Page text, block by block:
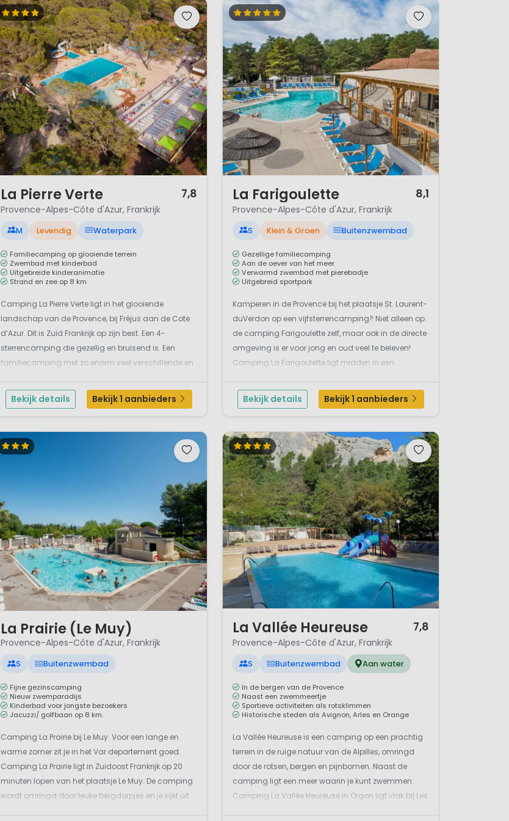
La Pierre Verte 7,8
Provence-Alpes-Côte d'Azur, Frankrijk
M Levendig Waterpark
Familiecamping op glooiende terrein
Zwembad met kinderbad
Uitgebreide kinderanimatie
Strand en zee op 8 km
Camping La Pierre Verte ligt in het glooiende
landschap van de Provence, bij Fréjus aan de Cote
d’Azur. Dit is Zuid Frankrijk op zijn best. Een 4-
sterrencamping die gezellig en bruisend is. Een
familiecamping met zo enorm veel verschillende en
nauwelijks af gaat! Zo is er een campingwinkel m...
Bekijk details Bekijk 1 aanbieders
La Farigoulette 8,1
Provence-Alpes-Côte d'Azur, Frankrijk
S Klein & Groen Buitenzwembad
Gezellige familiecamping
Aan de oever van het meer
Verwarmd zwembad met pierebadje
Uitgebreid sportpark
Kamperen in de Provence bij het plaatsje St. Laurent-
duVerdon op een vijfsterrencamping? Niet alleen op
de camping Farigoulette zelf, maar ook in de directe
omgeving is er voor jong en oud veel te beleven!
Camping La Farigoulette ligt midden in een
Laurent du Verdon. Ligging op ca. 1 km afstand van
het cent...
Bekijk details Bekijk 1 aanbieders
La Prairie (Le Muy)
Provence-Alpes-Côte d'Azur, Frankrijk
S Buitenzwembad
Fijne gezinscamping
Nieuw zwemparadijs
Kinderbad voor jongste bezoekers
Jacuzzi/ golfbaan op 8 km.
Camping La Prairie bij Le Muy. Voor een lange en
warme zomer zit je in het Var departement goed.
Camping La Prairie ligt in Zuidoost Frankrijk op 20
minuten lopen van het plaatsje Le Muy. De camping
wordt omringd door leuke bergdorpjes en je kijkt uit
La Vallée Heureuse 7,8
Provence-Alpes-Côte d'Azur, Frankrijk
S Buitenzwembad Aan water
In de bergen van de Provence
Naast een zwemmeertje
Sportieve activiteiten als rotsklimmen
Historische steden als Avignon, Arles en Orange
La Vallée Heureuse is een camping op een prachtig
terrein in de ruige natuur van de Alpilles, omringd
door de rotsen, bergen en pijnbomen. Naast de
camping ligt een meer waarin je kunt zwemmen.
Camping La Vallée Heureuse in Orgon ligt vlak bij Les